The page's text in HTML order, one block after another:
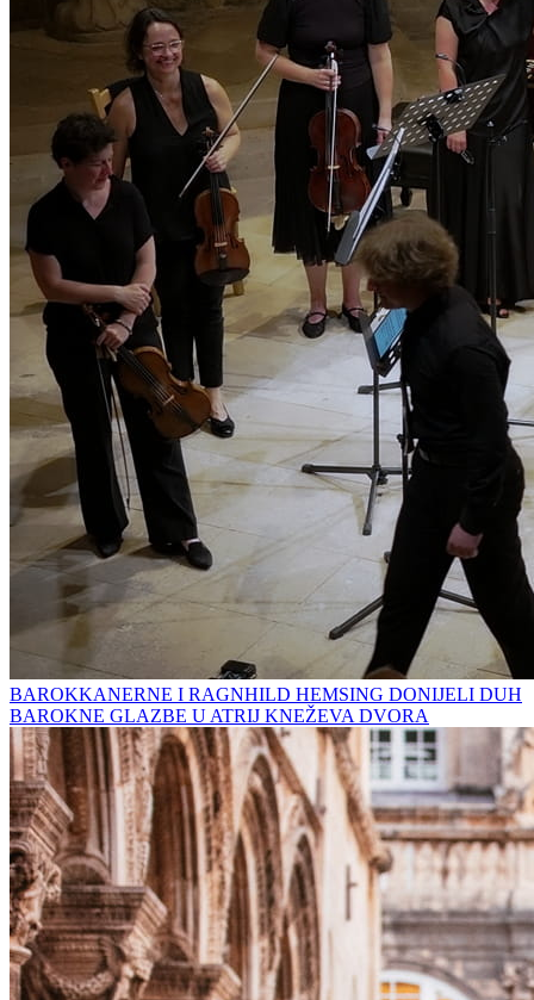
BAROKKANERNE I RAGNHILD HEMSING DONIJELI DUH
BAROKNE GLAZBE U ATRIJ KNEŽEVA DVORA